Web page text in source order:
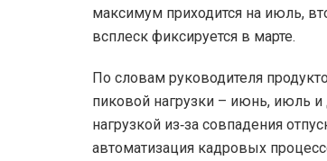
максимум приходится на июль,
всплеск фиксируется в марте.
По словам руководителя
пиковой нагрузки – июнь, июль
нагрузкой из‑за совпадения
автоматизация кадровых